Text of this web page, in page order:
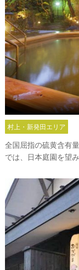
村上・新発田エリア
全国屈指の硫黄含有
では、日本庭園を望